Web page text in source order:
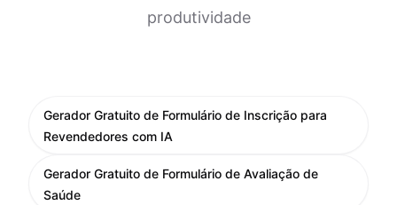
produtividade
Gerador Gratuito de Formulário de Inscrição para
Revendedores com IA
Gerador Gratuito de Formulário de Avaliação de
Saúde